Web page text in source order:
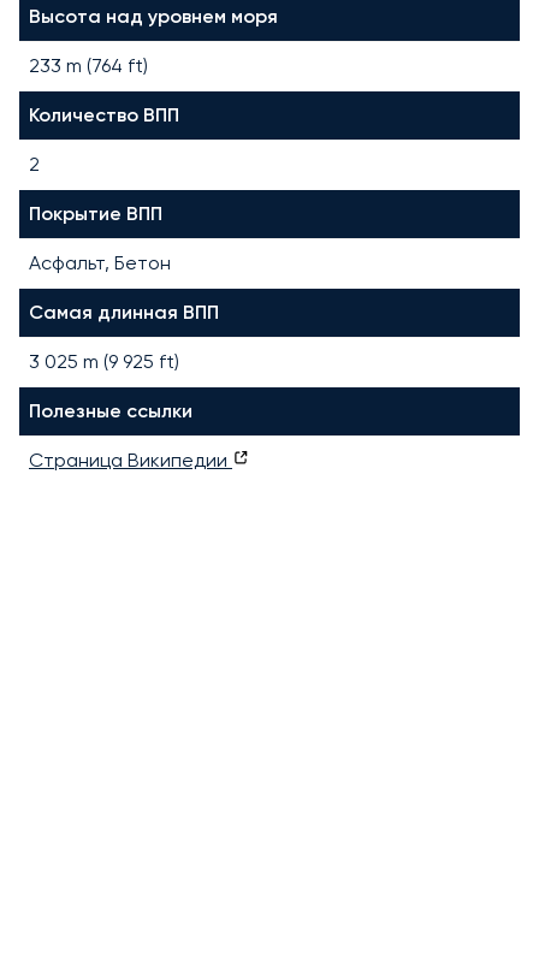
Высота над уровнем моря
233 m (764 ft)
Количество ВПП
2
Покрытие ВПП
Асфальт, Бетон
Самая длинная ВПП
3 025 m (9 925 ft)
Полезные ссылки
Страница Википедии